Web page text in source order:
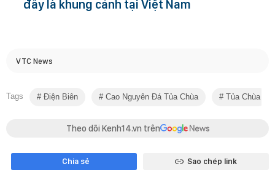
đây là khung cảnh tại Việt Nam
VTC News
Tags Điện Biên Cao Nguyên Đá Tủa Chùa Tủa Chùa
Theo dõi Kenh14.vn trên
Chia sẻ Sao chép link